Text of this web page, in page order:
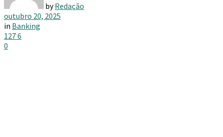
by Redação
outubro 20, 2025
in Banking
1276
0